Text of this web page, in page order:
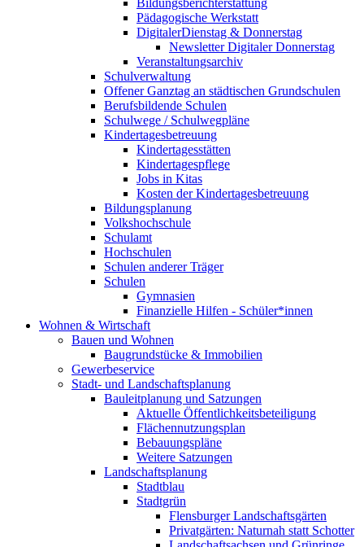
Bildungsberichterstattung
Pädagogische Werkstatt
DigitalerDienstag & Donnerstag
Newsletter Digitaler Donnerstag
Veranstaltungsarchiv
Schulverwaltung
Offener Ganztag an städtischen Grundschulen
Berufsbildende Schulen
Schulwege / Schulwegpläne
Kindertagesbetreuung
Kindertagesstätten
Kindertagespflege
Jobs in Kitas
Kosten der Kindertagesbetreuung
Bildungsplanung
Volkshochschule
Schulamt
Hochschulen
Schulen anderer Träger
Schulen
Gymnasien
Finanzielle Hilfen - Schüler*innen
Wohnen & Wirtschaft
Bauen und Wohnen
Baugrundstücke & Immobilien
Gewerbeservice
Stadt- und Landschaftsplanung
Bauleitplanung und Satzungen
Aktuelle Öffentlichkeitsbeteiligung
Flächennutzungsplan
Bebauungspläne
Weitere Satzungen
Landschaftsplanung
Stadtblau
Stadtgrün
Flensburger Landschaftsgärten
Privatgärten: Naturnah statt Schotter